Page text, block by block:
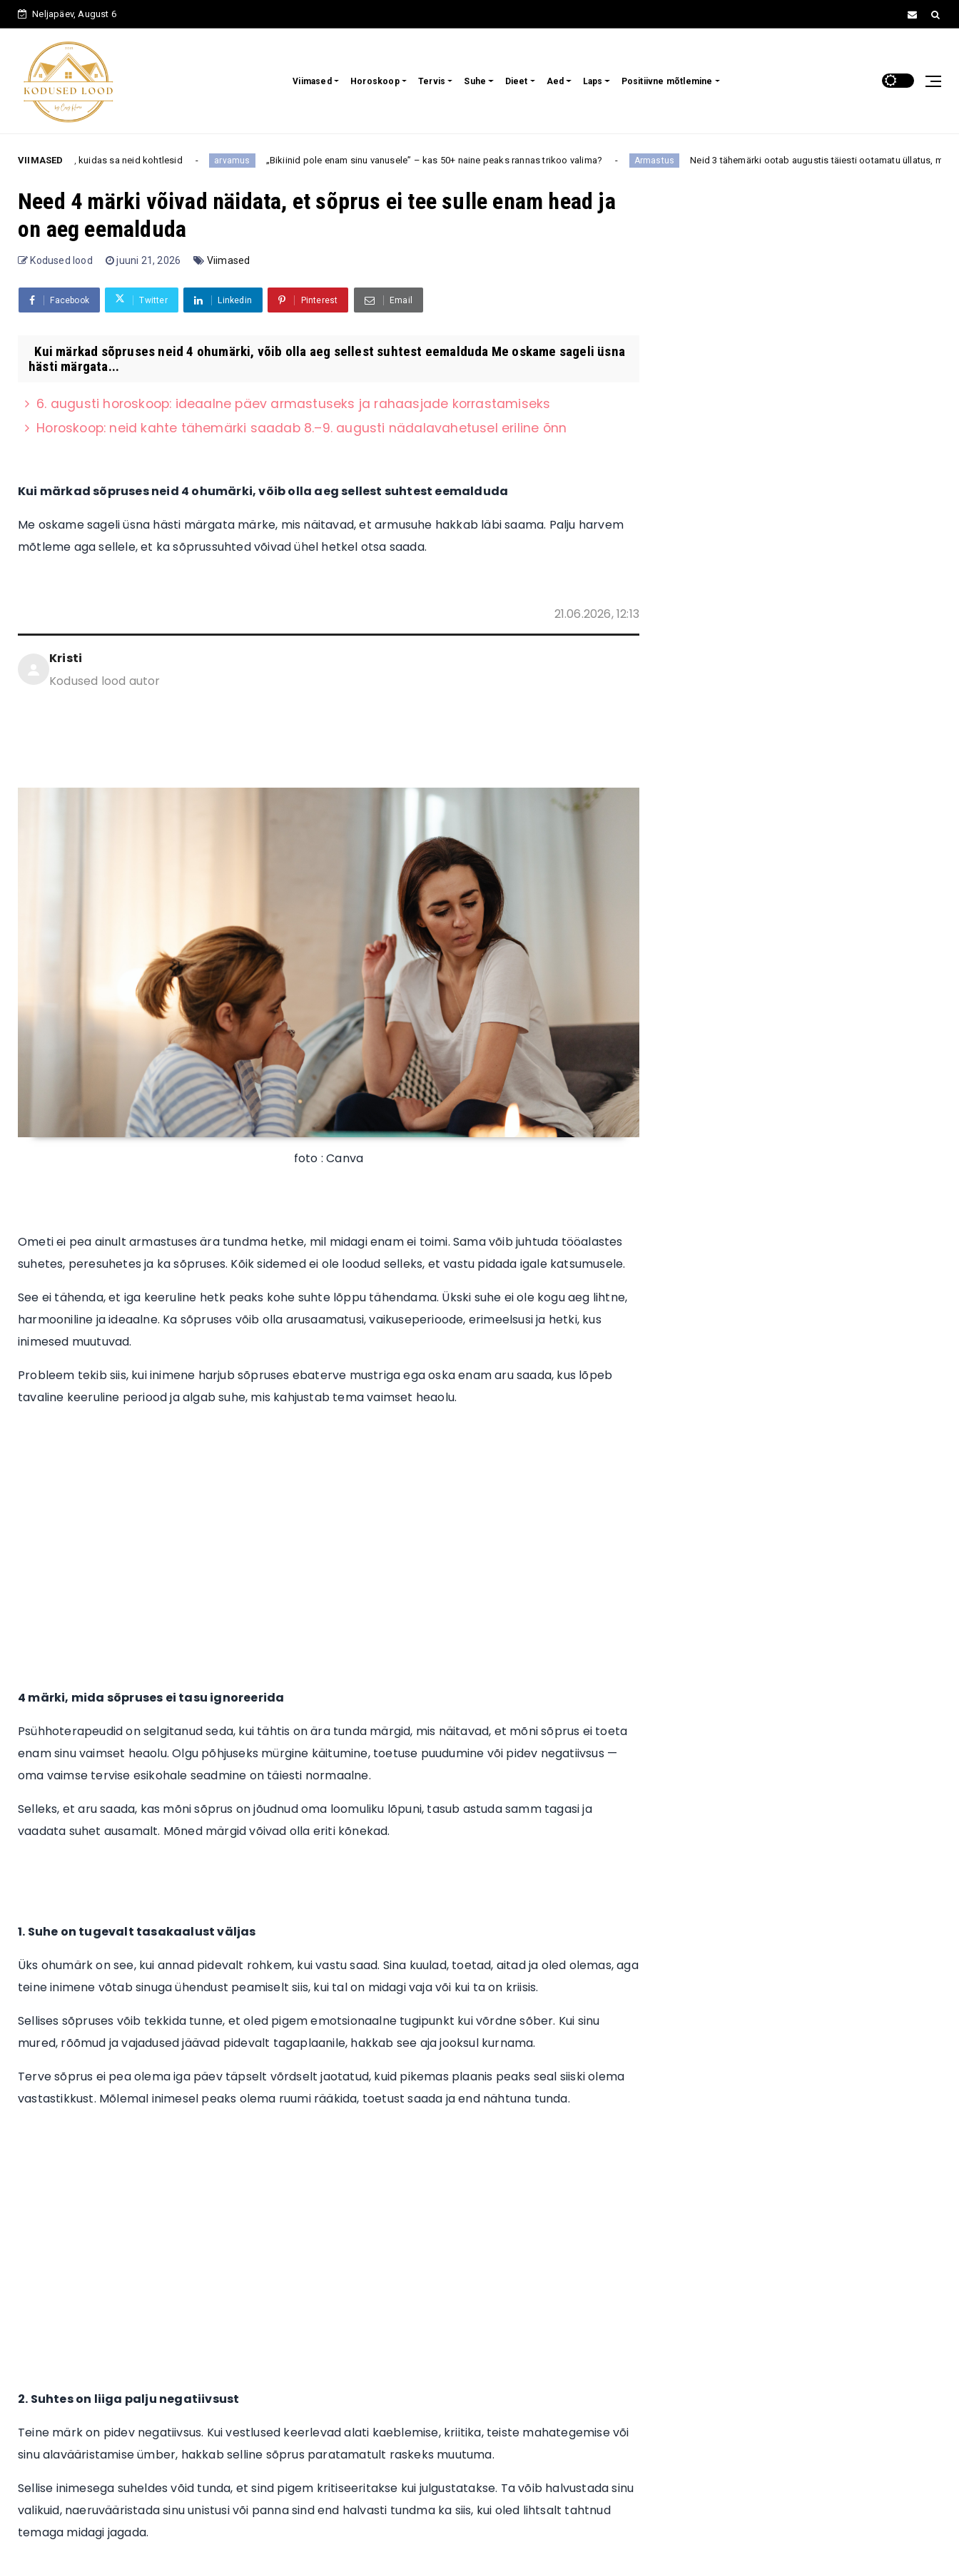
Neljapäev, August 6
Viimased Horoskoop Tervis Suhe Dieet Aed Laps Positiivne mõtlemine
VIIMASED
kuidas sa neid kohtlesid arvamus „Bikiinid pole enam sinu vanusele” – kas 50+ naine peaks rannas trikoo valima? Armastus Neid 3 tähemärki ootab augustis täiesti ootamatu üllatus, mis võib tuua suure
Need 4 märki võivad näidata, et sõprus ei tee sulle enam head ja
on aeg eemalduda
Kodused lood juuni 21, 2026 Viimased
Facebook Twitter Linkedin Pinterest Email
Kui märkad sõpruses neid 4 ohumärki, võib olla aeg sellest suhtest eemalduda Me oskame sageli üsna
hästi märgata...
6. augusti horoskoop: ideaalne päev armastuseks ja rahaasjade korrastamiseks
Horoskoop: neid kahte tähemärki saadab 8.–9. augusti nädalavahetusel eriline õnn
Kui märkad sõpruses neid 4 ohumärki, võib olla aeg sellest suhtest eemalduda
Me oskame sageli üsna hästi märgata märke, mis näitavad, et armusuhe hakkab läbi saama. Palju harvem
mõtleme aga sellele, et ka sõprussuhted võivad ühel hetkel otsa saada.
21.06.2026, 12:13
Kristi
Kodused lood autor
foto : Canva
Ometi ei pea ainult armastuses ära tundma hetke, mil midagi enam ei toimi. Sama võib juhtuda tööalastes
suhetes, peresuhetes ja ka sõpruses. Kõik sidemed ei ole loodud selleks, et vastu pidada igale katsumusele.
See ei tähenda, et iga keeruline hetk peaks kohe suhte lõppu tähendama. Ükski suhe ei ole kogu aeg lihtne,
harmooniline ja ideaalne. Ka sõpruses võib olla arusaamatusi, vaikuseperioode, erimeelsusi ja hetki, kus
inimesed muutuvad.
Probleem tekib siis, kui inimene harjub sõpruses ebaterve mustriga ega oska enam aru saada, kus lõpeb
tavaline keeruline periood ja algab suhe, mis kahjustab tema vaimset heaolu.
4 märki, mida sõpruses ei tasu ignoreerida
Psühhoterapeudid on selgitanud seda, kui tähtis on ära tunda märgid, mis näitavad, et mõni sõprus ei toeta
enam sinu vaimset heaolu. Olgu põhjuseks mürgine käitumine, toetuse puudumine või pidev negatiivsus —
oma vaimse tervise esikohale seadmine on täiesti normaalne.
Selleks, et aru saada, kas mõni sõprus on jõudnud oma loomuliku lõpuni, tasub astuda samm tagasi ja
vaadata suhet ausamalt. Mõned märgid võivad olla eriti kõnekad.
1. Suhe on tugevalt tasakaalust väljas
Üks ohumärk on see, kui annad pidevalt rohkem, kui vastu saad. Sina kuulad, toetad, aitad ja oled olemas, aga
teine inimene võtab sinuga ühendust peamiselt siis, kui tal on midagi vaja või kui ta on kriisis.
Sellises sõpruses võib tekkida tunne, et oled pigem emotsionaalne tugipunkt kui võrdne sõber. Kui sinu
mured, rõõmud ja vajadused jäävad pidevalt tagaplaanile, hakkab see aja jooksul kurnama.
Terve sõprus ei pea olema iga päev täpselt võrdselt jaotatud, kuid pikemas plaanis peaks seal siiski olema
vastastikkust. Mõlemal inimesel peaks olema ruumi rääkida, toetust saada ja end nähtuna tunda.
2. Suhtes on liiga palju negatiivsust
Teine märk on pidev negatiivsus. Kui vestlused keerlevad alati kaeblemise, kriitika, teiste mahategemise või
sinu alavääristamise ümber, hakkab selline sõprus paratamatult raskeks muutuma.
Sellise inimesega suheldes võid tunda, et sind pigem kritiseeritakse kui julgustatakse. Ta võib halvustada sinu
valikuid, naeruvääristada sinu unistusi või panna sind end halvasti tundma ka siis, kui oled lihtsalt tahtnud
temaga midagi jagada.